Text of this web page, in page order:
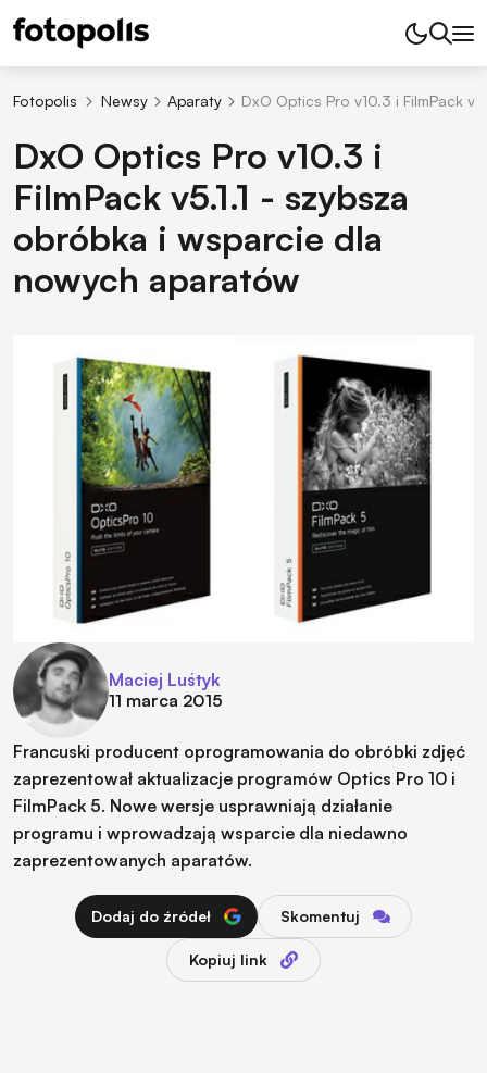
Fotopolis Newsy Aparaty DxO Optics Pro v10.3 i FilmPack
DxO Optics Pro v10.3 i
FilmPack v5.1.1 - szybsza
obróbka i wsparcie dla
nowych aparatów
Maciej Luśtyk
11 marca 2015
Francuski producent oprogramowania do obróbki zdjęć
zaprezentował aktualizacje programów Optics Pro 10 i
FilmPack 5. Nowe wersje usprawniają działanie
programu i wprowadzają wsparcie dla niedawno
zaprezentowanych aparatów.
Dodaj do źródeł Skomentuj
Kopiuj link